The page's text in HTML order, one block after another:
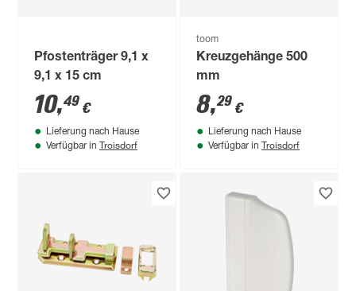
Pfostenträger 9,1 x
9,1 x 15 cm
10,49 €
Lieferung nach Hause
Verfügbar in Troisdorf
toom
Kreuzgehänge 500
mm
8,29 €
Lieferung nach Hause
Verfügbar in Troisdorf